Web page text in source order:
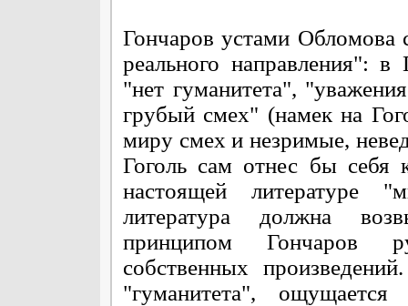
Гончаров устами Обломова
реального направления":
"нет гуманитета",
грубый смех" (намек на
миру смех и незримые,
Гоголь сам отнес бы себя
настоящей литературе
литература должна
принципом Гончаров
собственных
"гуманитета",